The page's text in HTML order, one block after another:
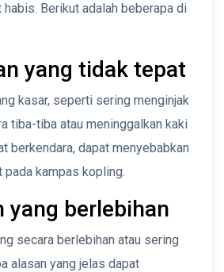
Berikut adalah beberapa di
yang tidak tepat
kasar, seperti sering menginjak
tiba-tiba atau meninggalkan kaki
berkendara, dapat menyebabkan
pada kampas kopling.
yang berlebihan
secara berlebihan atau sering
alasan yang jelas dapat